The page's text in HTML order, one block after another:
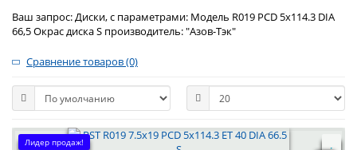
Ваш запрос: Диски, с параметрами: Модель R019 PCD 5x114.3 DIA
66,5 Окрас диска S производитель: "Азов-Тэк"
Сравнение товаров (0)
Лидер продаж!